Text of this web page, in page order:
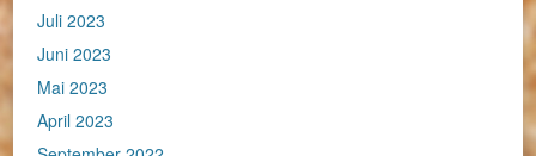
Juli 2023
Juni 2023
Mai 2023
April 2023